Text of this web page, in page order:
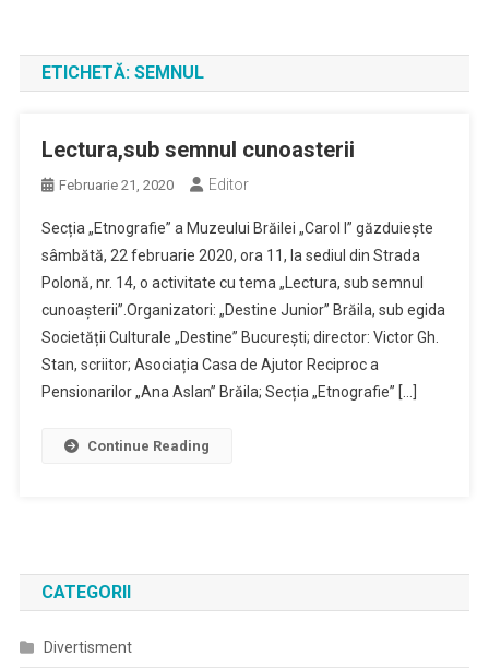
ETICHETĂ: SEMNUL
Lectura,sub semnul cunoasterii
Februarie 21, 2020 Editor
Secția „Etnografie” a Muzeului Brăilei „Carol I” găzduiește
sâmbătă, 22 februarie 2020, ora 11, la sediul din Strada
Polonă, nr. 14, o activitate cu tema „Lectura, sub semnul
cunoașterii”.Organizatori: „Destine Junior” Brăila, sub egida
Societății Culturale „Destine” București; director: Victor Gh.
Stan, scriitor; Asociația Casa de Ajutor Reciproc a
Pensionarilor „Ana Aslan” Brăila; Secția „Etnografie” […]
Continue Reading
CATEGORII
Divertisment